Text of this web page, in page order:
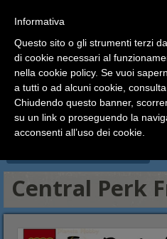
HOME Lego
Lego Ideas -
Central Perk Friends 21319
Lego Minifigures
Lego Harry Potter
Lego Dimensions
Lego Ideas -
Esclusive, Modulari ed Edizioni Speciali
Central Perk
Ciao a tutti, il negozio sarà
compreso.
Tutti gli ordini effettuati dopo le
spediti a partire dal giorno 25/
Buone vacanze a tutti dallo
Informativa
Questo sito o gli strumenti terzi
di cookie necessari al
nella cookie policy. Se vuoi
a tutti o ad alcuni cookie,
Chiudendo questo banner,
su un link o proseguendo la
acconsenti all’uso dei cookie.